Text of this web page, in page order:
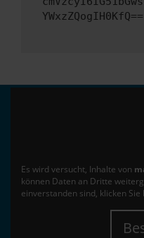
YWxzZQogIH0KfQ==
Es wird versucht, Inhalte von
können Daten an Dritte
einverstanden sind, klicken